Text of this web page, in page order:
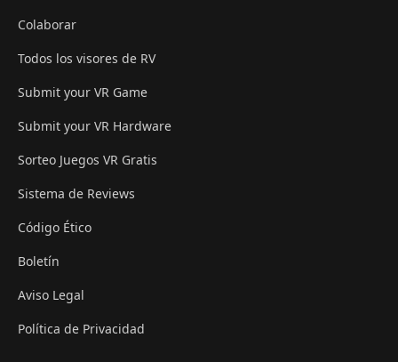
Colaborar
Todos los visores de RV
Submit your VR Game
Submit your VR Hardware
Sorteo Juegos VR Gratis
Sistema de Reviews
Código Ético
Boletín
Aviso Legal
Política de Privacidad